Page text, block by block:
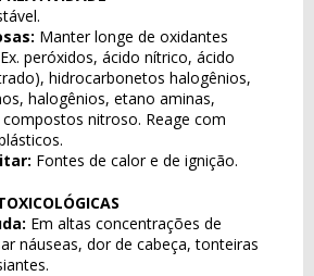
Manter longe de oxidantes
peróxidos, ácido nítrico, ácido
hidrocarbonetos halogênios,
halogênios, etano aminas,
nitroso. Reage com
Fontes de calor e de ignição.
Em altas concentrações de
náuseas, dor de cabeça, tonteiras